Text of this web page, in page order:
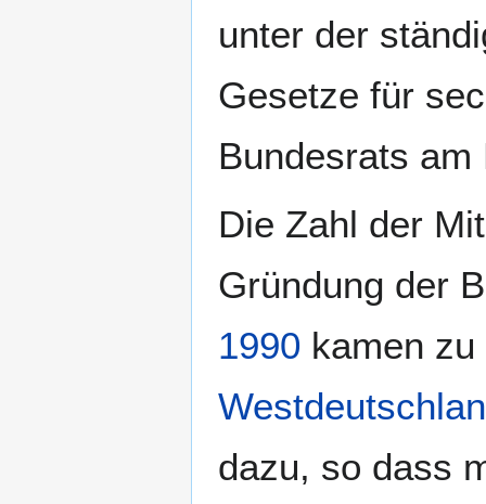
unter der
Gesetze für
Bundesrats
Die Zahl der
Gründung der
1990 kamen
dazu, so dass